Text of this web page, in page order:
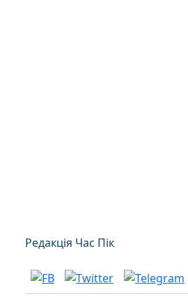
Редакція Час Пік